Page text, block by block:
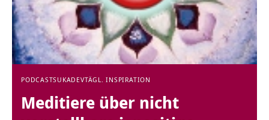
PODCASTSUKADEVTÄGL. INSPIRATION
Meditiere über nicht